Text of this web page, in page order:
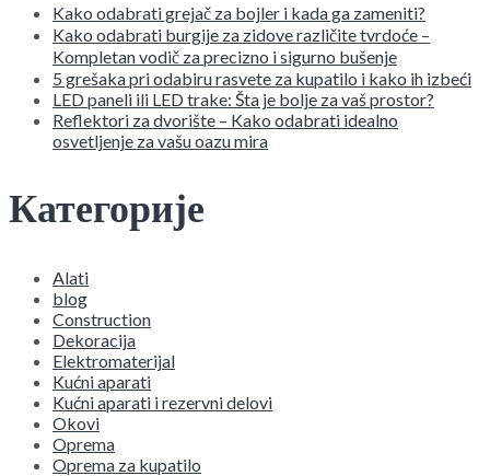
Kako odabrati grejač za bojler i kada ga zameniti?
Kako odabrati burgije za zidove različite tvrdoće –
Kompletan vodič za precizno i sigurno bušenje
5 grešaka pri odabiru rasvete za kupatilo i kako ih izbeći
LED paneli ili LED trake: Šta je bolje za vaš prostor?
Reflektori za dvorište – Kako odabrati idealno
osvetljenje za vašu oazu mira
Категорије
Alati
blog
Construction
Dekoracija
Elektromaterijal
Kućni aparati
Kućni aparati i rezervni delovi
Okovi
Oprema
Oprema za kupatilo